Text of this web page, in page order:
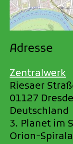
Adresse
Zentralwerk
Riesaer
01127
Deutschland
3. Planet im
Orion-